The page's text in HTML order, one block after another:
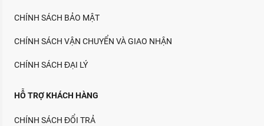
CHÍNH SÁCH BẢO MẬT
CHÍNH SÁCH VẬN CHUYỂN VÀ GIAO NHẬN
CHÍNH SÁCH ĐẠI LÝ
HỖ TRỢ KHÁCH HÀNG
CHÍNH SÁCH ĐỔI TRẢ